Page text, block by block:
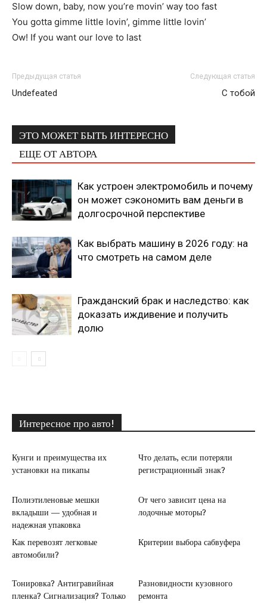
Slow down, baby, now you’re movin’ way too fast
You gotta gimme little lovin’, gimme little lovin’
Ow! If you want our love to last
Предыдущая статья
Undefeated
Следующая статья
С тобой
ЭТО МОЖЕТ БЫТЬ ИНТЕРЕСНО
ЕЩЕ ОТ АВТОРА
Как устроен электромобиль и почему
он может сэкономить вам деньги в
долгосрочной перспективе
Как выбрать машину в 2026 году: на
что смотреть на самом деле
Гражданский брак и наследство: как
доказать иждивение и получить
долю
Интересное про авто!
Кунги и преимущества их
установки на пикапы
Что делать, если потеряли
регистрационный знак?
Полиэтиленовые мешки
вкладыши — удобная и
надежная упаковка
От чего зависит цена на
лодочные моторы?
Как перевозят легковые
автомобили?
Критерии выбора сабвуфера
Тонировка? Антигравийная
пленка? Сигнализация? Только
Разновидности кузовного
ремонта